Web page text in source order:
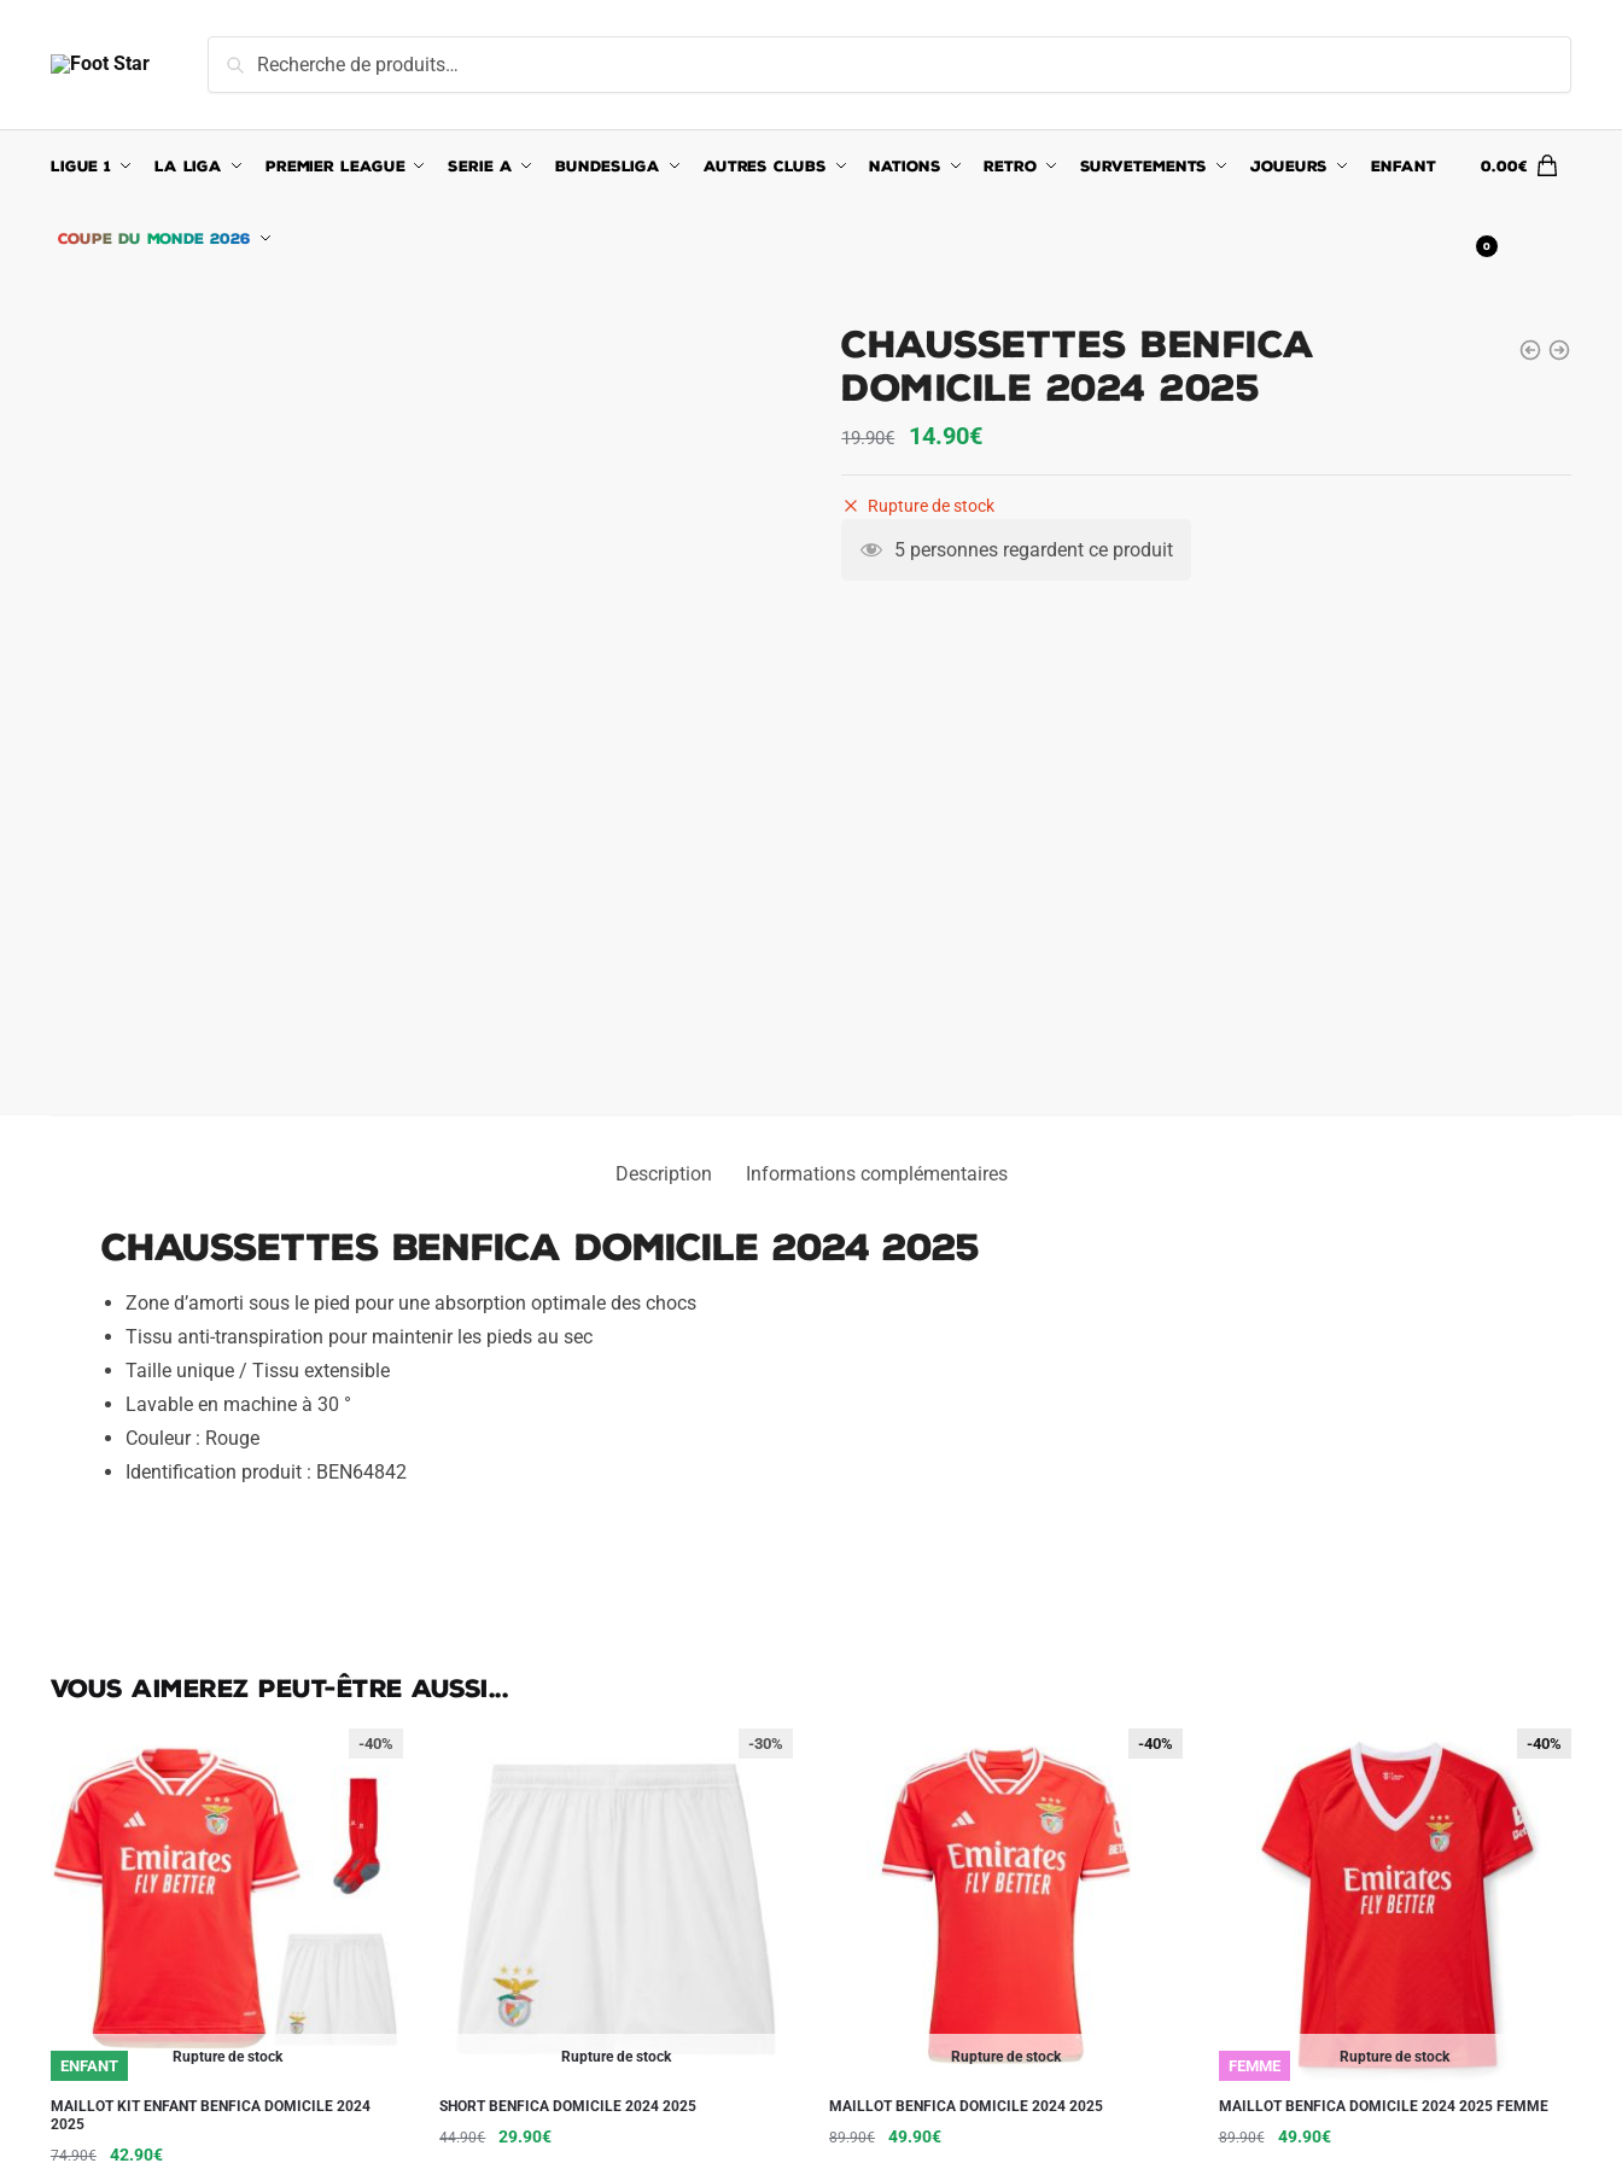
navigation
content
pour :
Recherche
LIGUE 1 LA LIGA PREMIER LEAGUE SERIE A BUNDESLIGA AUTRES CLUBS NATIONS RETRO SURVETEMENTS JOUEURS ENFANT
COUPE DU MONDE 2026
0.00€
0
Chaussettes Benfica
Domicile 2024 2025
19.90€
Le
initial
14.90€Le
actuel
Rupture de stock
5 personnes regardent ce produit
Description Informations complémentaires
Chaussettes Benfica Domicile 2024 2025
Zone d’amorti sous le pied pour une absorption optimale des chocs
Tissu anti-transpiration pour maintenir les pieds au sec
Taille unique / Tissu extensible
Lavable en machine à 30 °
Couleur : Rouge
Identification produit : BEN64842
Vous aimerez peut-être aussi...
Rupture de stock
ENFANT
-40%
MAILLOT KIT ENFANT BENFICA DOMICILE 2024
2025
74.90€
Le
42.90€Le
Ce
Rupture de stock
-30%
SHORT BENFICA DOMICILE 2024 2025
44.90€
Le
29.90€Le
Ce
Rupture de stock
-40%
-40%
MAILLOT BENFICA DOMICILE 2024 2025
89.90€
Le
49.90€Le
Ce
Rupture de stock
-40%
FEMME
-40%
MAILLOT BENFICA DOMICILE 2024 2025 FEMME
89.90€
Le
49.90€Le
Ce